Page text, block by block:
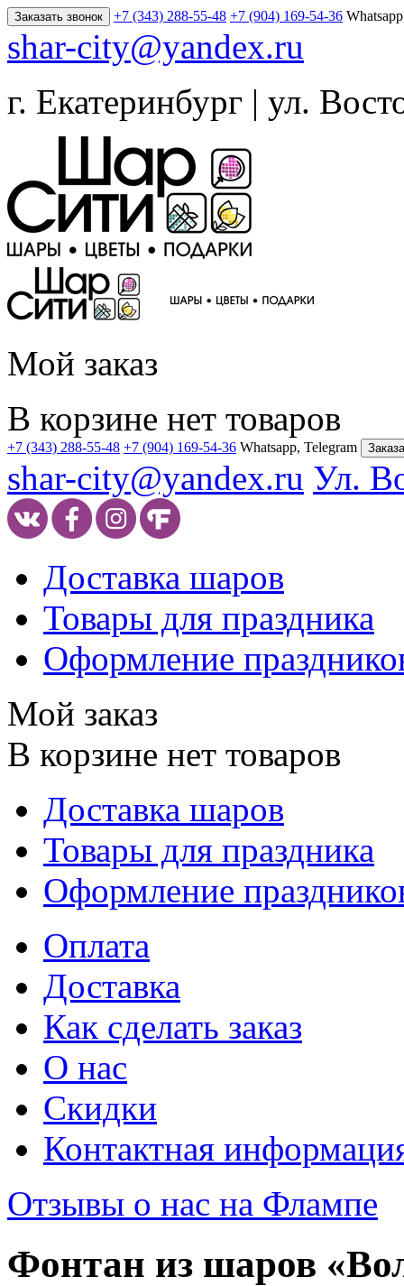
Заказать звонок +7 (343) 288-55-48 +7 (904) 169-54-36
shar-city@yandex.ru
г. Екатеринбург | ул.
Мой заказ
В корзине нет товаров
+7 (343) 288-55-48 +7 (904) 169-54-36 Whatsapp, Telegram
shar-city@yandex.ru Ул.
Доставка шаров
Товары для праздника
Оформление
Мой заказ
В корзине нет товаров
Доставка шаров
Товары для праздника
Оформление
Оплата
Доставка
Как сделать заказ
О нас
Скидки
Контактная
Отзывы о нас на Флампе
Фонтан из шаров